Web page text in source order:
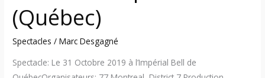
(Québec)
Spectacles /Marc Desgagné
Spectacle: Le 31 Octobre 2019 à l’Impérial Bell de